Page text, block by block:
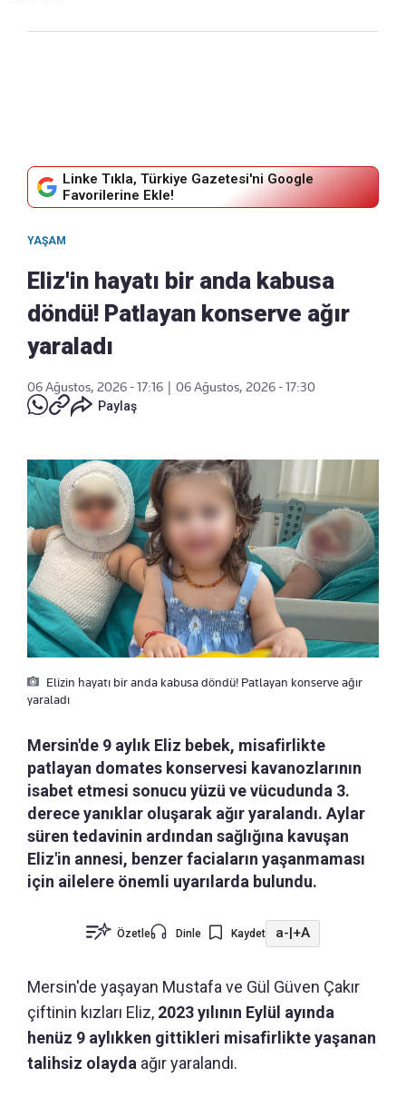
Linke Tıkla, Türkiye Gazetesi'ni Google
Favorilerine Ekle!
YAŞAM
Eliz'in hayatı bir anda kabusa
döndü! Patlayan konserve ağır
yaraladı
06 Ağustos, 2026 - 17:16 | 06 Ağustos, 2026 - 17:30
Paylaş
Elizin hayatı bir anda kabusa döndü! Patlayan konserve ağır
yaraladı
Mersin'de 9 aylık Eliz bebek, misafirlikte
patlayan domates konservesi kavanozlarının
isabet etmesi sonucu yüzü ve vücudunda 3.
derece yanıklar oluşarak ağır yaralandı. Aylar
süren tedavinin ardından sağlığına kavuşan
Eliz'in annesi, benzer faciaların yaşanmaması
için ailelere önemli uyarılarda bulundu.
Özetle Dinle Kaydet a-|+A
Mersin'de yaşayan Mustafa ve Gül Güven Çakır
çiftinin kızları Eliz, 2023 yılının Eylül ayında
henüz 9 aylıkken gittikleri misafirlikte yaşanan
talihsiz olayda ağır yaralandı.